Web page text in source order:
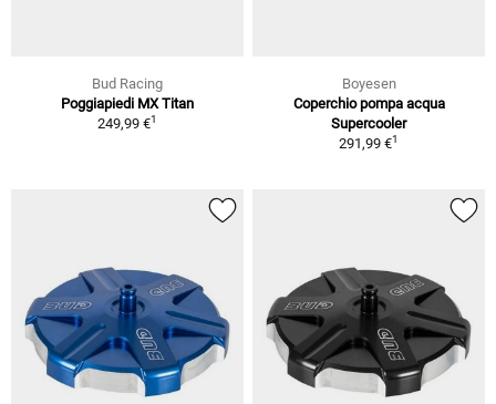
Bud Racing
Poggiapiedi MX Titan
249,99 €1
Boyesen
Coperchio pompa acqua
Supercooler
291,99 €1